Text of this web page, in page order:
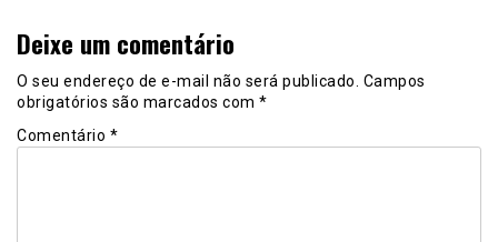
Deixe um comentário
O seu endereço de e-mail não será publicado. Campos
obrigatórios são marcados com *
Comentário *